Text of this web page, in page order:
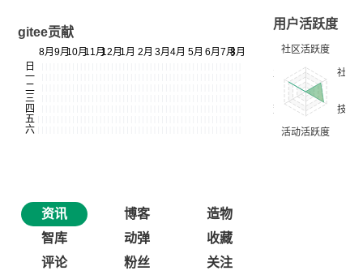
gitee贡献
用户活跃度
资讯 博客
造物
智库
动弹
收藏
评论
粉丝 关注